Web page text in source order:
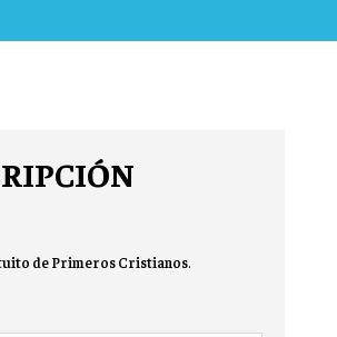
de Primeros Cristianos.